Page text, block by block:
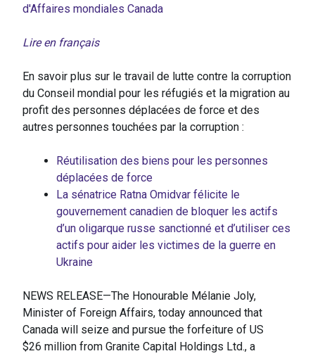
d'Affaires mondiales Canada
Lire en français
En savoir plus sur le travail de lutte contre la corruption
du Conseil mondial pour les réfugiés et la migration au
profit des personnes déplacées de force et des
autres personnes touchées par la corruption :
Réutilisation des biens pour les personnes
déplacées de force
La sénatrice Ratna Omidvar félicite le
gouvernement canadien de bloquer les actifs
d’un oligarque russe sanctionné et d’utiliser ces
actifs pour aider les victimes de la guerre en
Ukraine
NEWS RELEASE—The Honourable Mélanie Joly,
Minister of Foreign Affairs, today announced that
Canada will seize and pursue the forfeiture of US
$26 million from Granite Capital Holdings Ltd., a